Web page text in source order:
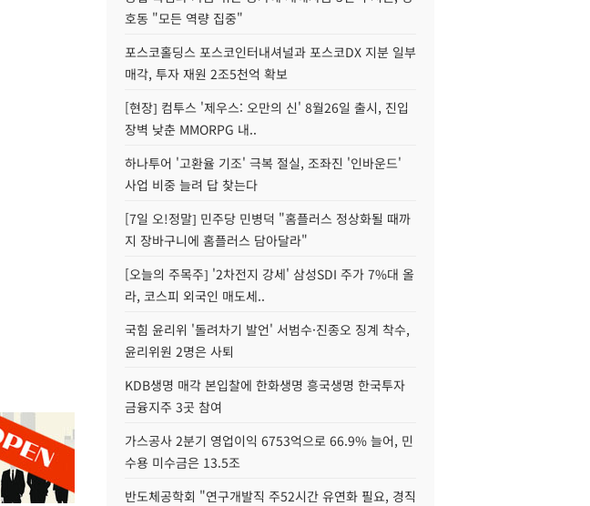
호동 "모든 역량 집중"
포스코홀딩스 포스코인터내셔널과 포스코DX 지분 일부
매각, 투자 재원 2조5천억 확보
[현장] 컴투스 '제우스: 오만의 신' 8월26일 출시, 진입
장벽 낮춘 MMORPG 내..
하나투어 '고환율 기조' 극복 절실, 조좌진 '인바운드'
사업 비중 늘려 답 찾는다
[7일 오!정말] 민주당 민병덕 "홈플러스 정상화될 때까
지 장바구니에 홈플러스 담아달라"
[오늘의 주목주] '2차전지 강세' 삼성SDI 주가 7%대 올
라, 코스피 외국인 매도세..
국힘 윤리위 '돌려차기 발언' 서범수·진종오 징계 착수,
윤리위원 2명은 사퇴
KDB생명 매각 본입찰에 한화생명 흥국생명 한국투자
금융지주 3곳 참여
가스공사 2분기 영업이익 6753억으로 66.9% 늘어, 민
수용 미수금은 13.5조
반도체공학회 "연구개발직 주52시간 유연화 필요, 경직